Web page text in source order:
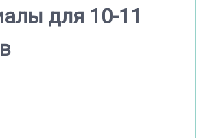
для 10-11